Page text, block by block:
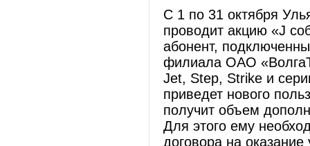
С 1 по 31 октября
проводит акцию «J
абонент,
филиала ОАО
Jet, Step, Strike и
приведет нового
получит объем
Для этого ему
договора на